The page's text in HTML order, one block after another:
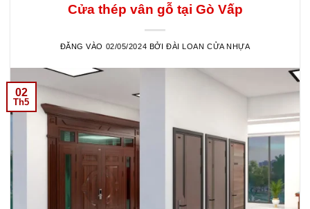
Cửa thép vân gỗ tại Gò Vấp
ĐĂNG VÀO 02/05/2024 BỞI ĐÀI LOAN CỬA NHỰA
02
Th5